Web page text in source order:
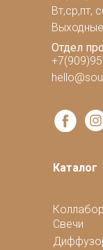
Вт,ср,пт,
Отдел
Каталог
Свечи